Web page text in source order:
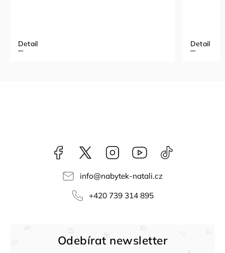
Detail Detail
Facebook NataliNabytek
Instagram YouTube
info@nabytek-natali.cz
+420 739 314 895
Odebírat newsletter